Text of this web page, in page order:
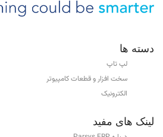
دسته ها
لپ تاپ
سخت افزار و قطعات کامپیوتر
الکترونیک
لینک های مفید